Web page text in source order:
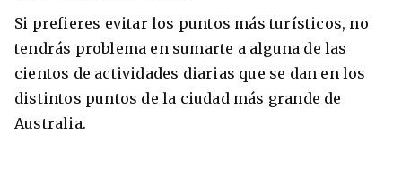
Si prefieres evitar los puntos más turísticos, no
tendrás problema en sumarte a alguna de las
cientos de actividades diarias que se dan en los
distintos puntos de la ciudad más grande de
Australia.